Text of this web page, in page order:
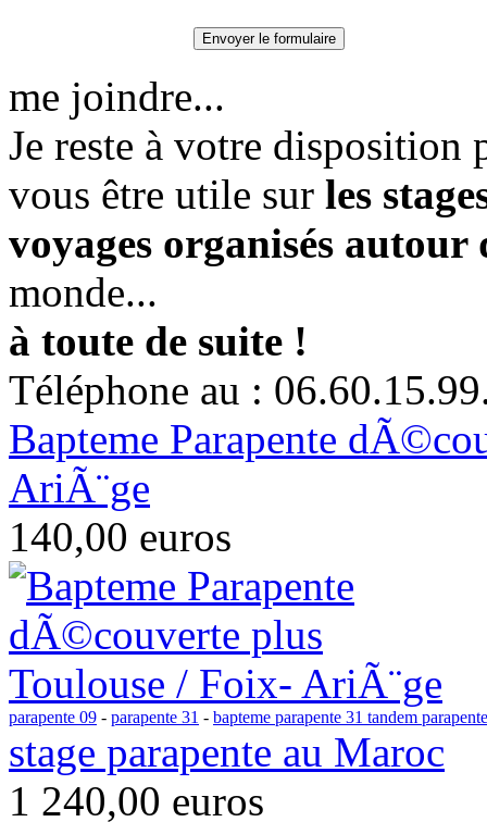
me joindre...
Je reste à votre disposition
vous être utile sur les
voyages organisés autour
monde...
à toute de suite !
Téléphone au :
Bapteme Parapente
AriÃ¨ge
140,00 euros
parapente 09 - parapente 31 - bapteme parapente 31 tandem
stage parapente au Maroc
1 240,00 euros